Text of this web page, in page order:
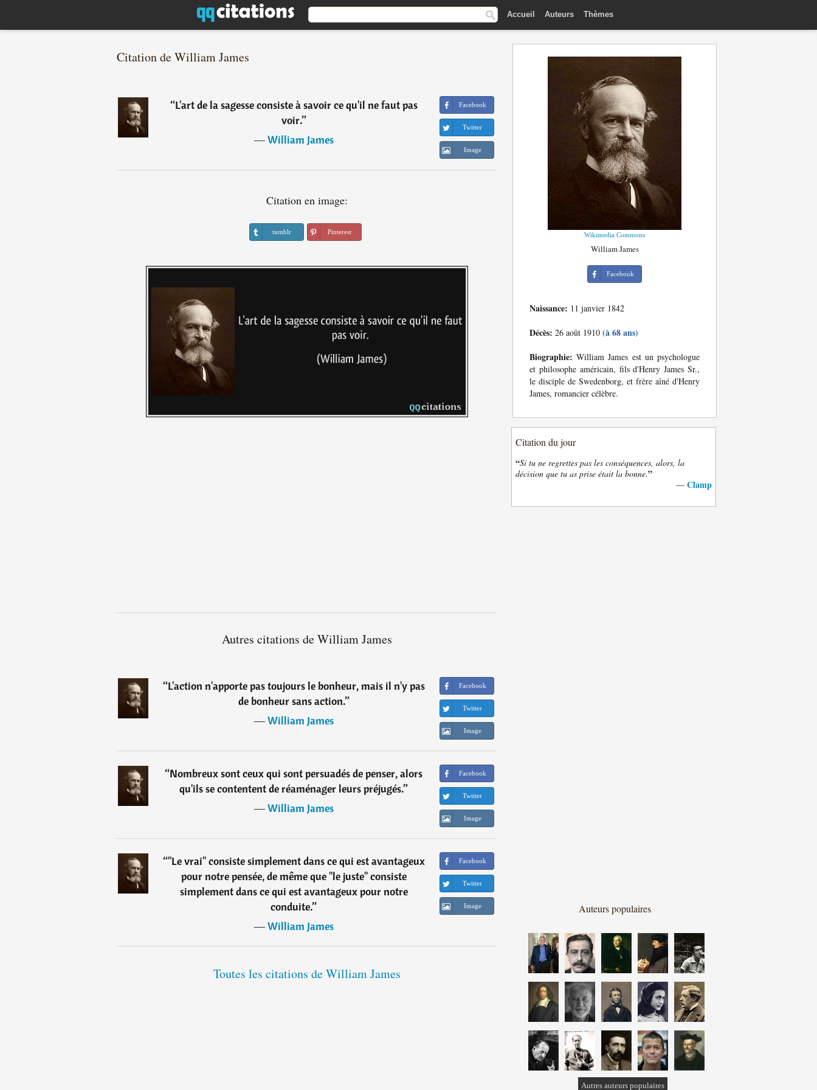
Accueil Auteurs Thèmes
Citation de William James
“L'art de la sagesse consiste à savoir ce qu'il ne faut pas
voir.”
―William James
Facebook
Twitter
Image
Citation en image:
tumblr Pinterest
Autres citations de William James
“L'action n'apporte pas toujours le bonheur, mais il n'y pas
de bonheur sans action.”
―William James
Facebook
Twitter
Image
“Nombreux sont ceux qui sont persuadés de penser, alors
qu'ils se contentent de réaménager leurs préjugés.”
―William James
Facebook
Twitter
Image
“"Le vrai" consiste simplement dans ce qui est avantageux
pour notre pensée, de même que "le juste" consiste
simplement dans ce qui est avantageux pour notre
conduite.”
―William James
Facebook
Twitter
Image
Toutes les citations de William James
Wikimedia Commons
William James
Facebook
Naissance: 11 janvier 1842
Décès: 26 août 1910 (à 68 ans)
Biographie: William James est un psychologue
et philosophe américain, fils d'Henry James Sr.,
le disciple de Swedenborg, et frère aîné d'Henry
James, romancier célèbre.
Citation du jour
“Si tu ne regrettes pas les conséquences, alors, la
décision que tu as prise était la bonne.”
— Clamp
Auteurs populaires
Autres auteurs populaires